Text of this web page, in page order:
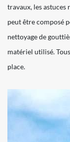
travaux, les astuces
peut être composé
nettoyage de
matériel utilisé.
place.